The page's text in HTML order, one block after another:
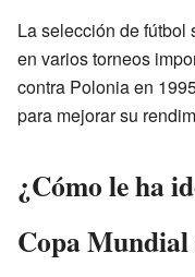
La selección de
en varios torneos
contra Polonia en
para mejorar su
¿Cómo le ha
Copa Mundial